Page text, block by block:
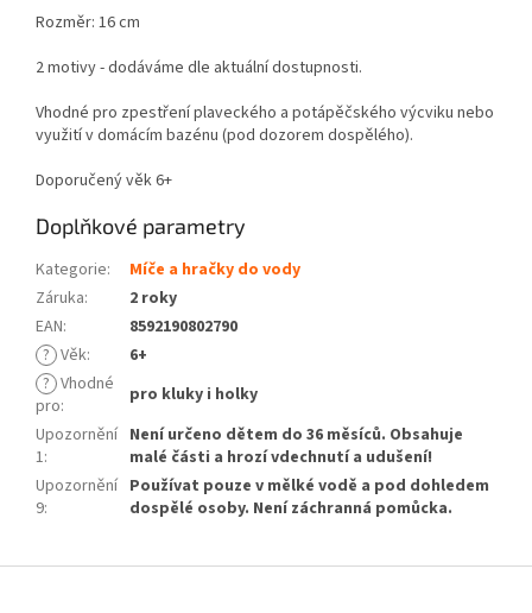
Rozměr: 16 cm
2 motivy - dodáváme dle aktuální dostupnosti.
Vhodné pro zpestření plaveckého a potápěčského výcviku nebo
využití v domácím bazénu (pod dozorem dospělého).
Doporučený věk 6+
Doplňkové parametry
Kategorie:
Míče a hračky do vody
Záruka:
2 roky
EAN:
8592190802790
? Věk:
6+
? Vhodné
pro:
pro kluky i holky
Upozornění
1:
Není určeno dětem do 36 měsíců. Obsahuje
malé části a hrozí vdechnutí a udušení!
Upozornění
9:
Používat pouze v mělké vodě a pod dohledem
dospělé osoby. Není záchranná pomůcka.